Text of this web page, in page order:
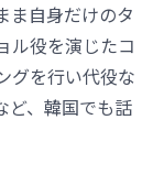
ま自身だけのタ
ル役を演じたコ
グを行い代役な
ど、韓国でも話